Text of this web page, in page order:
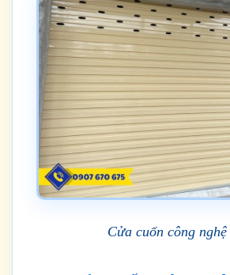
Cửa cuốn công